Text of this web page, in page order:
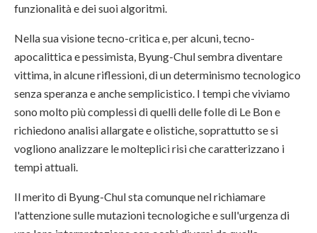
funzionalità e dei suoi algoritmi.
Nella sua visione tecno-critica e, per alcuni, tecno-
apocalittica e pessimista, Byung-Chul sembra diventare
vittima, in alcune riflessioni, di un determinismo tecnologico
senza speranza e anche semplicistico. I tempi che viviamo
sono molto più complessi di quelli delle folle di Le Bon e
richiedono analisi allargate e olistiche, soprattutto se si
vogliono analizzare le molteplici risi che caratterizzano i
tempi attuali.
Il merito di Byung-Chul sta comunque nel richiamare
l'attenzione sulle mutazioni tecnologiche e sull'urgenza di